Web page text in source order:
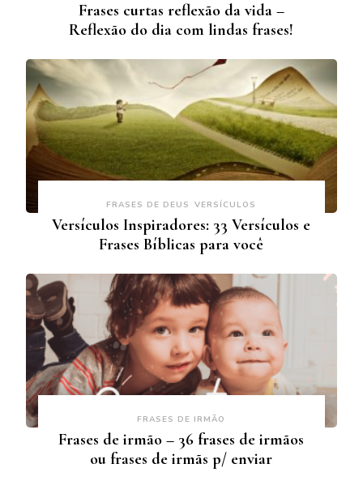
Frases curtas reflexão da vida –
Reflexão do dia com lindas frases!
FRASES DE DEUS VERSÍCULOS
Versículos Inspiradores: 33 Versículos e
Frases Bíblicas para você
FRASES DE IRMÃO
Frases de irmão – 36 frases de irmãos
ou frases de irmãs p/ enviar